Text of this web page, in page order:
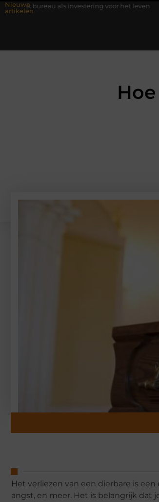
Nieuwe
artikelen
investering voor het leven Waarom online
Het verliezen van een dierbare is
angst, en meer. Het is belangrijk dat